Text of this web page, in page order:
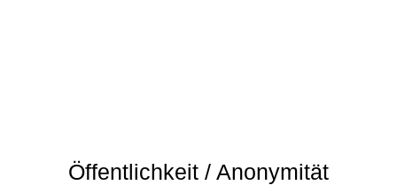
Öffentlichkeit / Anonymität